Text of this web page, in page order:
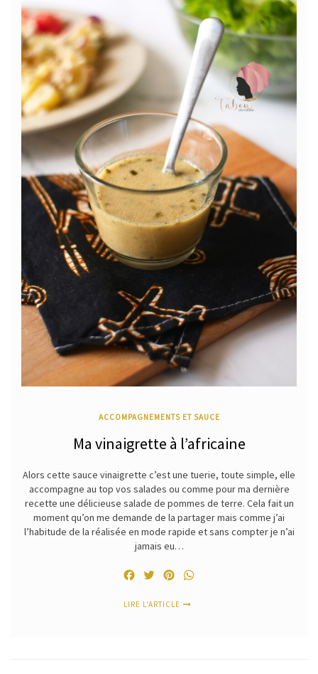
ACCOMPAGNEMENTS ET SAUCE
Ma vinaigrette à l’africaine
Alors cette sauce vinaigrette c’est une tuerie, toute simple, elle
accompagne au top vos salades ou comme pour ma dernière
recette une délicieuse salade de pommes de terre. Cela fait un
moment qu’on me demande de la partager mais comme j’ai
l’habitude de la réalisée en mode rapide et sans compter je n’ai
jamais eu…
FacebookTwitterPinterest
LIRE L'ARTICLE